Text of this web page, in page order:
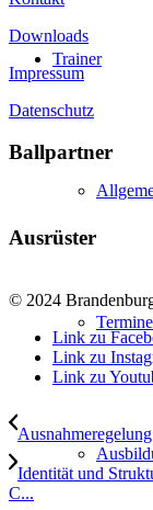
Trainer
Termine
Downloads
Impressum
Datenschutz
Ballpartner
Ausrüster
© 2024
Link zu
Link zu
Link zu
Identität und
C...